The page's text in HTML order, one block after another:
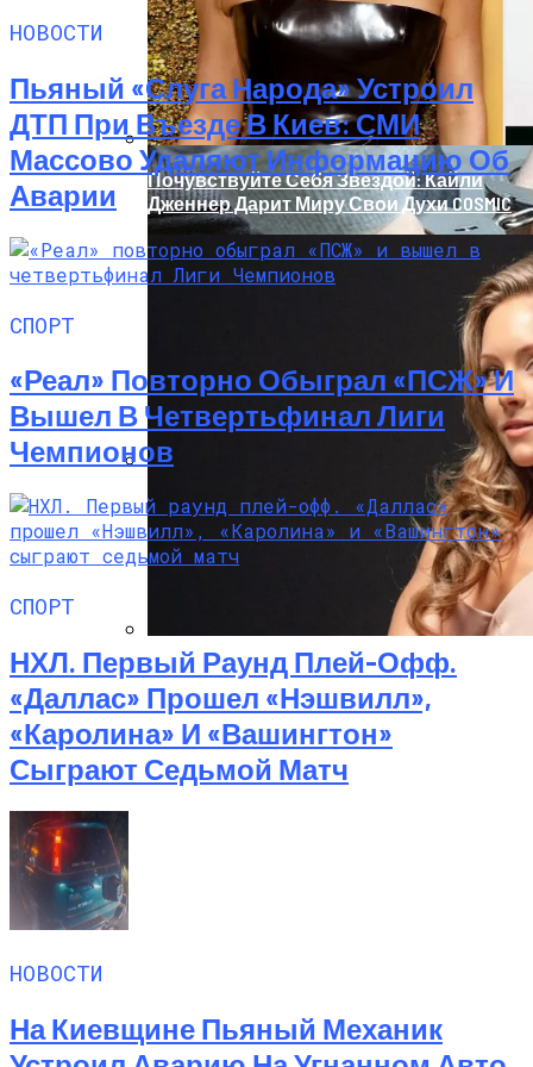
Наркоторговле, Нашли Пистолет
Януковича
В Николаеве Во Время Задержания
Умер 29-Летний Мужчина
Почувствуйте Себя Звездой: Кайли
Дженнер Дарит Миру Свои Духи COSMIC
Алёна Шоптенко Показала
Танцевальный Мастер-Класс На Пляже
В Турции
НОВОСТИ
Пьяный «слуга Народа» Устроил
ДТП При Въезде В Киев: СМИ
Массово Удаляют Информацию Об
Аварии
СПОРТ
«Реал» Повторно Обыграл «ПСЖ» И
Вышел В Четвертьфинал Лиги
Чемпионов
СПОРТ
НХЛ. Первый Раунд Плей-Офф.
«Даллас» Прошел «Нэшвилл»,
«Каролина» И «Вашингтон»
Сыграют Седьмой Матч
НОВОСТИ
На Киевщине Пьяный Механик